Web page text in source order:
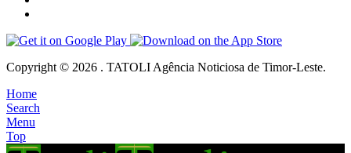
Copyright © 2026 . TATOLI Agência Noticiosa de Timor-Leste.
Home
Search
Menu
Top